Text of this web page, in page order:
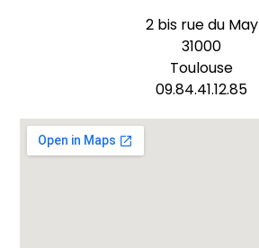
2 bis rue du May
31000
Toulouse
09.84.41.12.85